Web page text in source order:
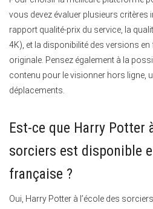
vous devez évaluer plusieurs critères
rapport qualité-prix du service, la
4K), et la disponibilité des versions
originale. Pensez également à la
contenu pour le visionner hors ligne,
déplacements.
Est-ce que Harry Potter
sorciers est disponible
française ?
Oui, Harry Potter à l’école des